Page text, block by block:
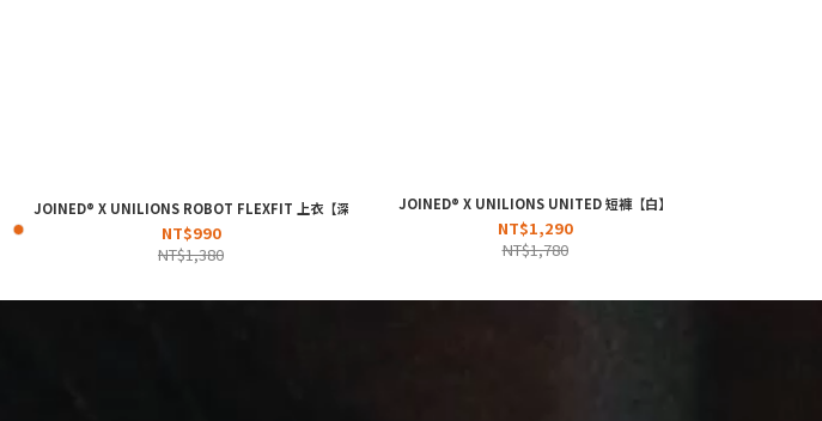
JOINED® X UNILIONS ROBOT FLEXFIT 上衣【深灰】
NT$990
NT$1,380
JOINED® X UNILIONS UNITED 短褲【白】
NT$1,290
NT$1,780